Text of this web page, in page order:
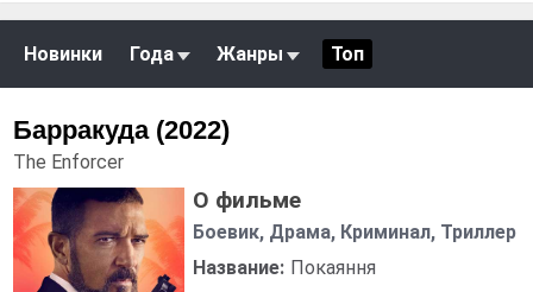
Новинки Года Жанры Топ
Барракуда (2022)
The Enforcer
О фильме
Боевик, Драма, Криминал, Триллер
Название: Покаяння